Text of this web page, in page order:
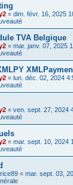
« dim. févr. 16, 2025
TVA Belgique
« mar. janv. 07, 2025
« lun. déc. 02, 2024
« ven. sept. 27, 2024
« mar. sept. 10, 2024
« mar. sept. 03,